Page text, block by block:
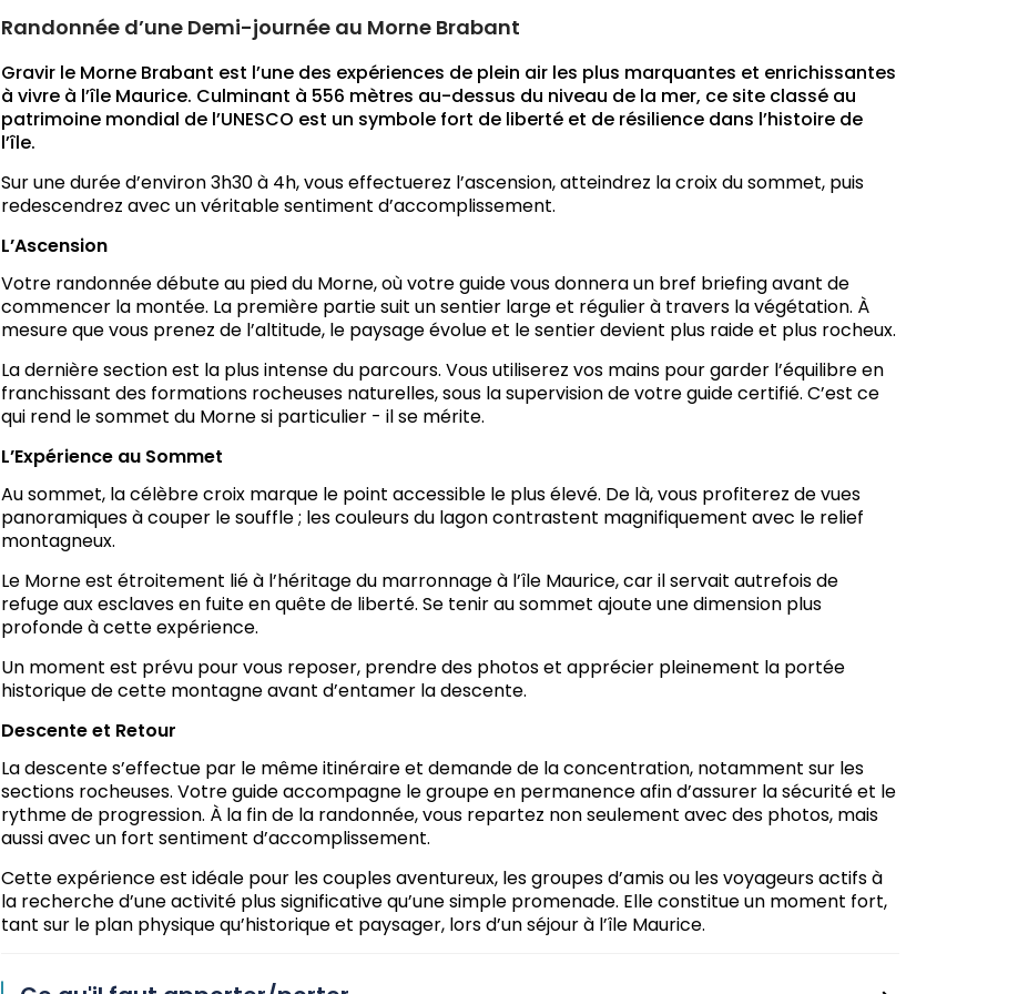
Randonnée d’une Demi-journée au Morne Brabant
Gravir le Morne Brabant est l’une des expériences de plein air les plus marquantes et enrichissantes
à vivre à l’île Maurice. Culminant à 556 mètres au-dessus du niveau de la mer, ce site classé au
patrimoine mondial de l’UNESCO est un symbole fort de liberté et de résilience dans l’histoire de
l’île.
Sur une durée d’environ 3h30 à 4h, vous effectuerez l’ascension, atteindrez la croix du sommet, puis
redescendrez avec un véritable sentiment d’accomplissement.
L’Ascension
Votre randonnée débute au pied du Morne, où votre guide vous donnera un bref briefing avant de
commencer la montée. La première partie suit un sentier large et régulier à travers la végétation. À
mesure que vous prenez de l’altitude, le paysage évolue et le sentier devient plus raide et plus rocheux.
La dernière section est la plus intense du parcours. Vous utiliserez vos mains pour garder l’équilibre en
franchissant des formations rocheuses naturelles, sous la supervision de votre guide certifié. C’est ce
qui rend le sommet du Morne si particulier - il se mérite.
L’Expérience au Sommet
Au sommet, la célèbre croix marque le point accessible le plus élevé. De là, vous profiterez de vues
panoramiques à couper le souffle ; les couleurs du lagon contrastent magnifiquement avec le relief
montagneux.
Le Morne est étroitement lié à l’héritage du marronnage à l’île Maurice, car il servait autrefois de
refuge aux esclaves en fuite en quête de liberté. Se tenir au sommet ajoute une dimension plus
profonde à cette expérience.
Un moment est prévu pour vous reposer, prendre des photos et apprécier pleinement la portée
historique de cette montagne avant d’entamer la descente.
Descente et Retour
La descente s’effectue par le même itinéraire et demande de la concentration, notamment sur les
sections rocheuses. Votre guide accompagne le groupe en permanence afin d’assurer la sécurité et le
rythme de progression. À la fin de la randonnée, vous repartez non seulement avec des photos, mais
aussi avec un fort sentiment d’accomplissement.
Cette expérience est idéale pour les couples aventureux, les groupes d’amis ou les voyageurs actifs à
la recherche d’une activité plus significative qu’une simple promenade. Elle constitue un moment fort,
tant sur le plan physique qu’historique et paysager, lors d’un séjour à l’île Maurice.